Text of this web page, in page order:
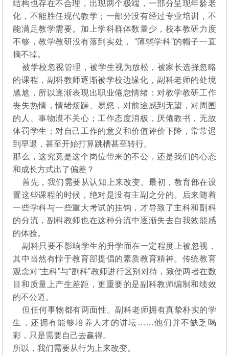
结构也存在不合理，出现两个极端，一部分呈现年龄老
化，不能胜任现代教学；一部分没有经过专业培训，不
能满足教学需要。加上学科群体数量少，校本教研力度
不够，教学教研没有落到实处， “薄弱学科”的帽子一直
摘不掉。
被学校忽视管理，被学生视为放松，被家长选择忽略
的课程，副科教师逐渐被学校边缘化，副科老师的处境
尴尬，所以逐渐表现出职业倦怠情绪：对教学教研工作
丧失热情，情绪烦躁、易怒，对前途感到无望，对周围
的人、事物漠不关心；工作态度消极，厌倦教书，无故
体罚学生；对自己工作的意义和价值评价下降，常常迟
到早退，甚至开始打算跳槽甚至转行。
那么，这究竟是这个岗位带来的不公，还是我们的心态
和成长方式出了偏差？
首先，我们需要从认知上来改变。最初，教育部在设
置这些课程的时候，绝对是没有主副之分的。后来随着
一些学科与一些重大考试的挂钩，才导致了主科和副科
的分流，副科教师也在这种分流中逐渐失去自我效能感
的体验。
副科只要不影响学生的升学而在一定程度上被忽视，
其中当然有悖于教育部提倡的素质教育精神。传统教育
观念对“主科”与“副科”教师进行区别对待，致使两者在数
目和质量上产生差距，更重要的是副科教师编制和绩效
的不公道。
但任何事物都有两面性。副科老师拥有真挚朴实的学
生，还拥有能够培养人才的讲坛……他们并不缺乏喝
彩，只是需要自己去赢得。
所以，我们需要从行为上来改变。